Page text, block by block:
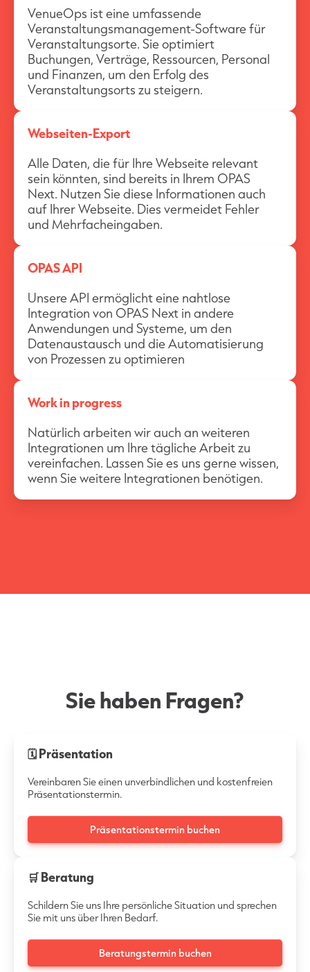
VenueOps ist eine umfassende
Veranstaltungsmanagement-Software für
Veranstaltungsorte. Sie optimiert
Buchungen, Verträge, Ressourcen, Personal
und Finanzen, um den Erfolg des
Veranstaltungsorts zu steigern.
Webseiten-Export
Alle Daten, die für Ihre Webseite relevant
sein könnten, sind bereits in Ihrem OPAS
Next. Nutzen Sie diese Informationen auch
auf Ihrer Webseite. Dies vermeidet Fehler
und Mehrfacheingaben.
OPAS API
Unsere API ermöglicht eine nahtlose
Integration von OPAS Next in andere
Anwendungen und Systeme, um den
Datenaustausch und die Automatisierung
von Prozessen zu optimieren
Work in progress
Natürlich arbeiten wir auch an weiteren
Integrationen um Ihre tägliche Arbeit zu
vereinfachen. Lassen Sie es uns gerne wissen,
wenn Sie weitere Integrationen benötigen.
Sie haben Fragen?
🗓 Präsentation
Vereinbaren Sie einen unverbindlichen und kostenfreien
Präsentationstermin.
Präsentationstermin buchen
🛒 Beratung
Schildern Sie uns Ihre persönliche Situation und sprechen
Sie mit uns über Ihren Bedarf.
Beratungstermin buchen